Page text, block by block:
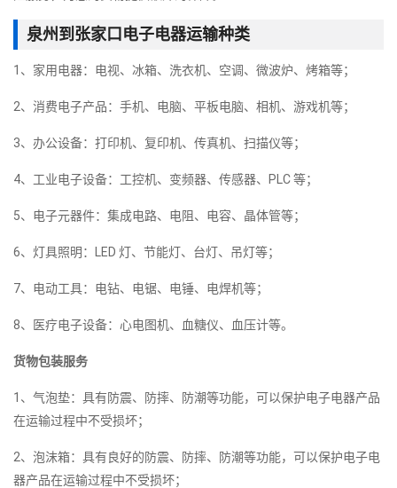
泉州到张家口电子电器运输种类
1、家用电器：电视、冰箱、洗衣机、空调、微波炉、烤箱等；
2、消费电子产品：手机、电脑、平板电脑、相机、游戏机等；
3、办公设备：打印机、复印机、传真机、扫描仪等；
4、工业电子设备：工控机、变频器、传感器、PLC 等；
5、电子元器件：集成电路、电阻、电容、晶体管等；
6、灯具照明：LED 灯、节能灯、台灯、吊灯等；
7、电动工具：电钻、电锯、电锤、电焊机等；
8、医疗电子设备：心电图机、血糖仪、血压计等。
货物包装服务
1、气泡垫：具有防震、防摔、防潮等功能，可以保护电子电器产品
在运输过程中不受损坏；
2、泡沫箱：具有良好的防震、防摔、防潮等功能，可以保护电子电
器产品在运输过程中不受损坏；